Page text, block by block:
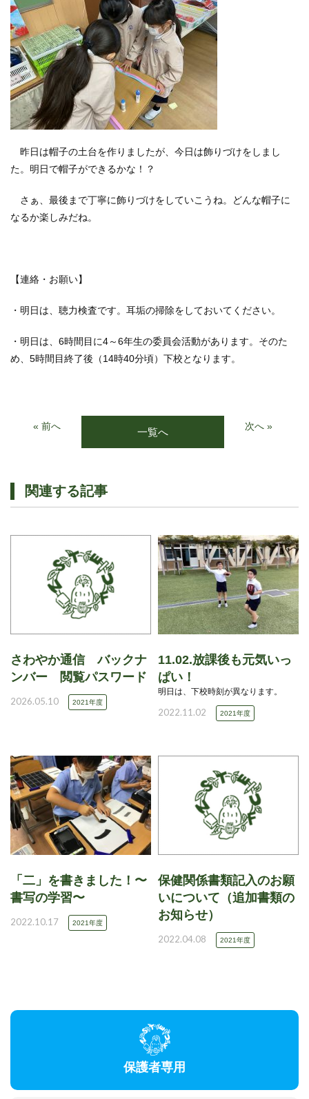
昨日は帽子の土台を作りましたが、今日は飾りづけをしまし
た。明日で帽子ができるかな！？
さぁ、最後まで丁寧に飾りづけをしていこうね。どんな帽子に
なるか楽しみだね。
【連絡・お願い】
・明日は、聴力検査です。耳垢の掃除をしておいてください。
・明日は、6時間目に4～6年生の委員会活動があります。そのた
め、5時間目終了後（14時40分頃）下校となります。
« 前へ 一覧へ 次へ »
関連する記事
さわやか通信 バックナ
ンバー 閲覧パスワード
2026.05.10 2021年度
11.02.放課後も元気いっ
ぱい！
明日は、下校時刻が異なります。
2022.11.02 2021年度
「二」を書きました！〜
書写の学習〜
2022.10.17 2021年度
保健関係書類記入のお願
いについて（追加書類の
お知らせ）
2022.04.08 2021年度
保護者専用